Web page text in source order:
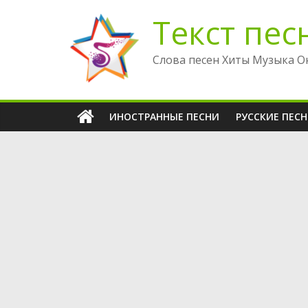
содержимому
Текст
Слова песен Хиты Музыка
ИНОСТРАННЫЕ ПЕСНИ РУССКИЕ